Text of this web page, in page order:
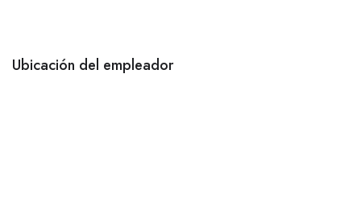
Ubicación del empleador